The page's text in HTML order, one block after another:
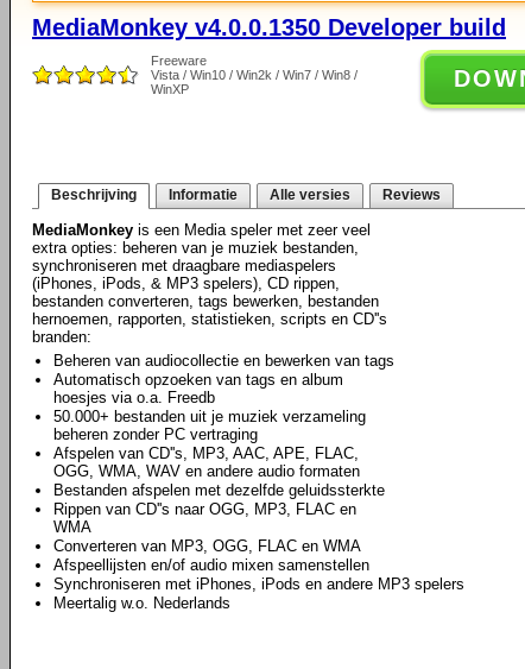
MediaMonkey v4.0.0.1350 Developer build
Freeware
Vista / Win10 / Win2k / Win7 / Win8 /
WinXP
Beschrijving Informatie Alle versies Reviews
MediaMonkey is een Media speler met zeer veel
extra opties: beheren van je muziek bestanden,
synchroniseren met draagbare mediaspelers
(iPhones, iPods, & MP3 spelers), CD rippen,
bestanden converteren, tags bewerken, bestanden
hernoemen, rapporten, statistieken, scripts en CD''s
branden:
Beheren van audiocollectie en bewerken van tags
Automatisch opzoeken van tags en album
hoesjes via o.a. Freedb
50.000+ bestanden uit je muziek verzameling
beheren zonder PC vertraging
Afspelen van CD''s, MP3, AAC, APE, FLAC,
OGG, WMA, WAV en andere audio formaten
Bestanden afspelen met dezelfde geluidssterkte
Rippen van CD''s naar OGG, MP3, FLAC en
WMA
Converteren van MP3, OGG, FLAC en WMA
Afspeellijsten en/of audio mixen samenstellen
Synchroniseren met iPhones, iPods en andere MP3 spelers
Meertalig w.o. Nederlands